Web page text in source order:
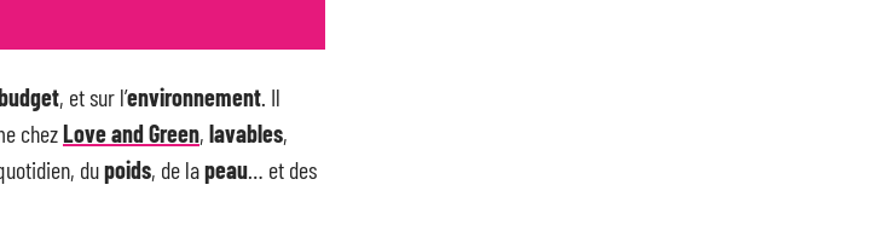
, et sur l’environnement. Il
chezLove and Green, lavables,
dupoids, de lapeau… et des